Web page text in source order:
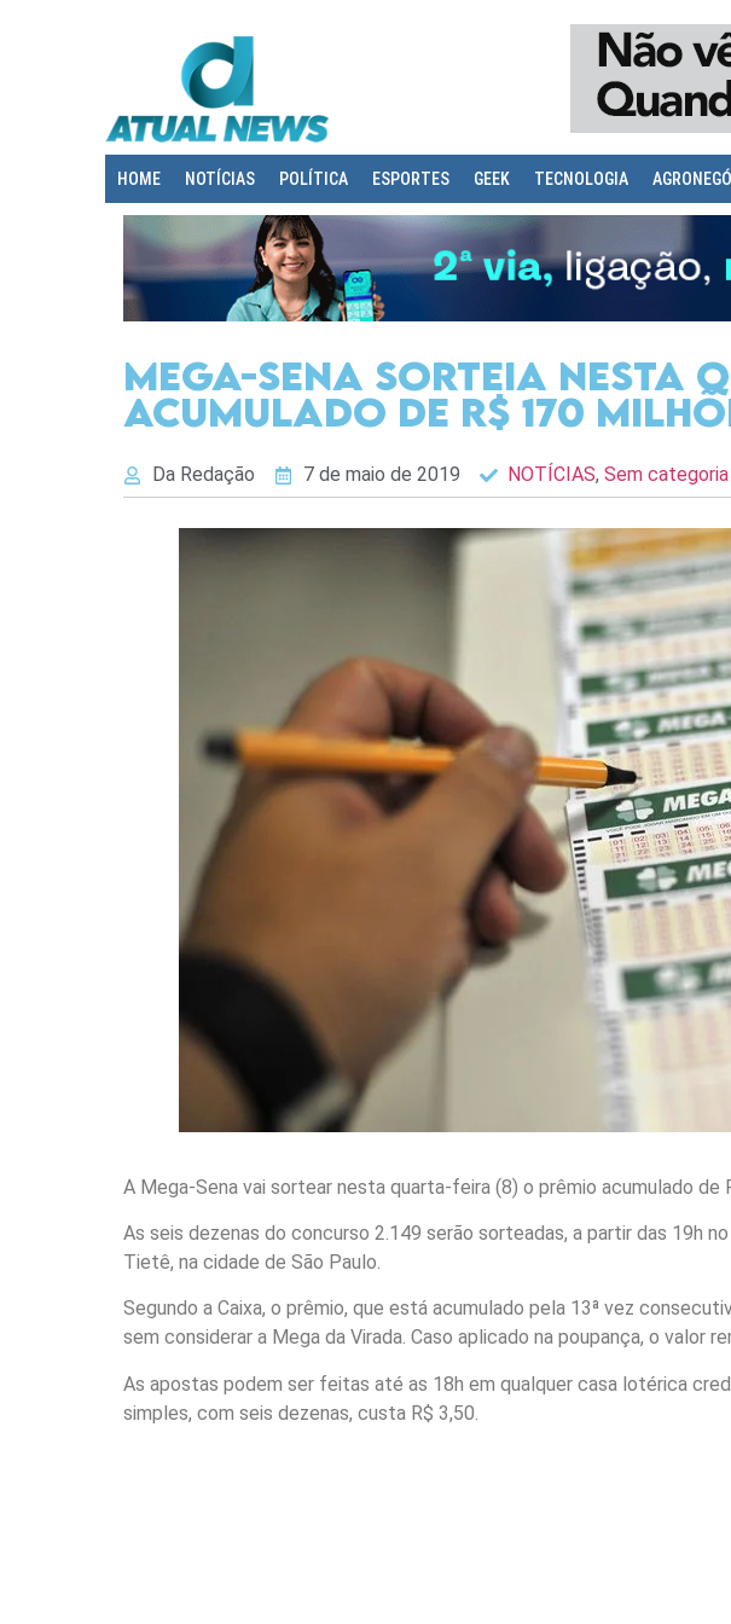
HOME NOTÍCIAS POLÍTICA ESPORTES GEEK TECNOLOGIA
Mega-Sena sorteia nesta
acumulado de R$ 170
Da Redação 7 de maio de 2019 NOTÍCIAS,Sem categoria
A Mega-Sena vai sortear nesta quarta-feira (8) o prêmio acumulado de
As seis dezenas do concurso 2.149 serão sorteadas, a partir das 19h
Tietê, na cidade de São Paulo.
Segundo a Caixa, o prêmio, que está acumulado pela 13ª vez
sem considerar a Mega da Virada. Caso aplicado na poupança, o valor
As apostas podem ser feitas até as 18h em qualquer casa lotérica
simples, com seis dezenas, custa R$ 3,50.